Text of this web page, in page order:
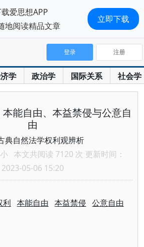
学 政治学 国际关系 社会学
登录 注册
能自由、本益禁侵与公意自
由
自然法学权利观辨析
小 本文共阅读 7120 次 更新时间：
2023-05-06 15:20
利 本能自由 本益禁侵 公意自由
爱思想APP
地阅读精品文章
立即下载